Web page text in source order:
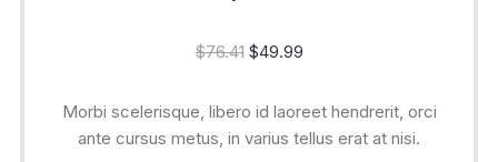
$76.41 $49.99
Morbi scelerisque, libero id laoreet hendrerit, orci
ante cursus metus, in varius tellus erat at nisi.